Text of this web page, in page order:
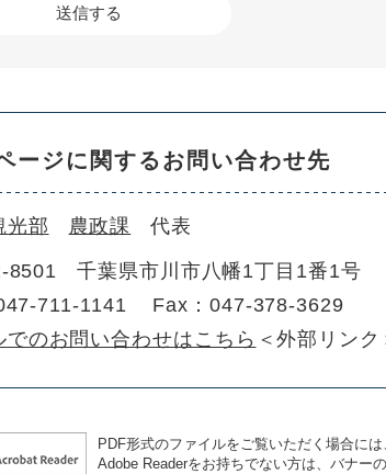
ージに関するお問い合わせ先
光部 農政課 代表
8501
千葉県市川市八幡1丁目1番1号
711-1141
Fax：047-378-3629
でのお問い合わせはこちら ＜外部リンク
PDF形式のファイルをご覧いただく場合に
Adobe Readerをお持ちでない方は、バナー